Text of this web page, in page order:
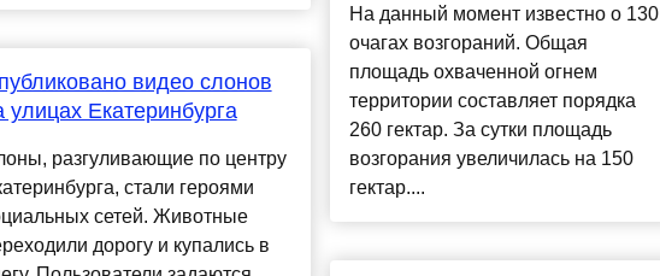
видео слонов
улицах Екатеринбурга
разгуливающие по центру
стали героями
сетей. Животные
дорогу и купались в
На данный момент известно о 130
очагах возгораний. Общая
площадь охваченной огнем
территории составляет порядка
260 гектар. За сутки площадь
возгорания увеличилась на 150
гектар....